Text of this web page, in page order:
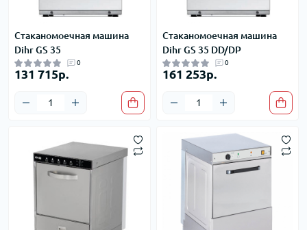
Стаканомоечная машина
Dihr GS 35
0
131 715р.
Стаканомоечная машина
Dihr GS 35 DD/DP
0
161 253р.